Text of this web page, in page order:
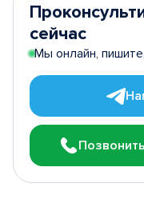
сейчас
Мы онлайн,
Позвонить